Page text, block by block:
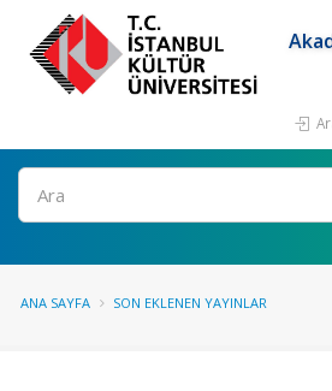
Ara
ANA SAYFA SON EKLENEN YAYINLAR